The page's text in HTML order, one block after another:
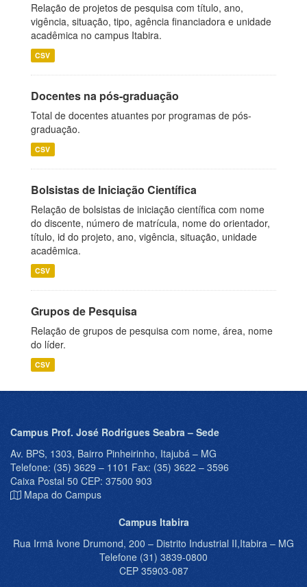
Relação de projetos de pesquisa com título, ano,
vigência, situação, tipo, agência financiadora e unidade
acadêmica no campus Itabira.
CSV
Docentes na pós-graduação
Total de docentes atuantes por programas de pós-
graduação.
CSV
Bolsistas de Iniciação Científica
Relação de bolsistas de iniciação científica com nome
do discente, número de matrícula, nome do orientador,
título, id do projeto, ano, vigência, situação, unidade
acadêmica.
CSV
Grupos de Pesquisa
Relação de grupos de pesquisa com nome, área, nome
do líder.
CSV
Campus Prof. José Rodrigues Seabra – Sede
Av. BPS, 1303, Bairro Pinheirinho, Itajubá – MG
Telefone: (35) 3629 – 1101 Fax: (35) 3622 – 3596
Caixa Postal 50 CEP: 37500 903
Mapa do Campus
Campus Itabira
Rua Irmã Ivone Drumond, 200 – Distrito Industrial II,Itabira – MG
Telefone (31) 3839-0800
CEP 35903-087